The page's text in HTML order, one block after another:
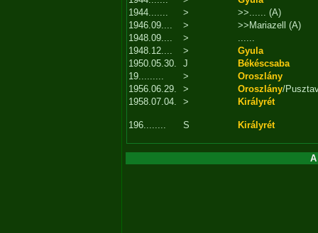
1944.......
>
>>...... (A)
1946.09....
>
>>Mariazell (A)
1948.09....
>
......
1948.12....
>
Gyula
1950.05.30.
J
Békéscsaba
19.........
>
Oroszlány
1956.06.29.
> Oroszlány/
1958.07.04.
> Királyrét
196........ S Királyrét